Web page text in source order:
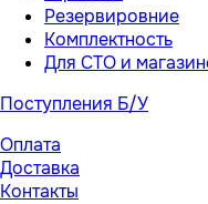
Резервировние
Комплектность
Для СТО и
Поступления Б/У
Оплата
Доставка
Контакты